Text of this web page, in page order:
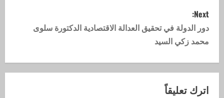
Next:
دور الدولة في تحقيق العدالة الاقتصادية الدكتورة سلوى
محمد زكي السيد
اترك تعليقاً